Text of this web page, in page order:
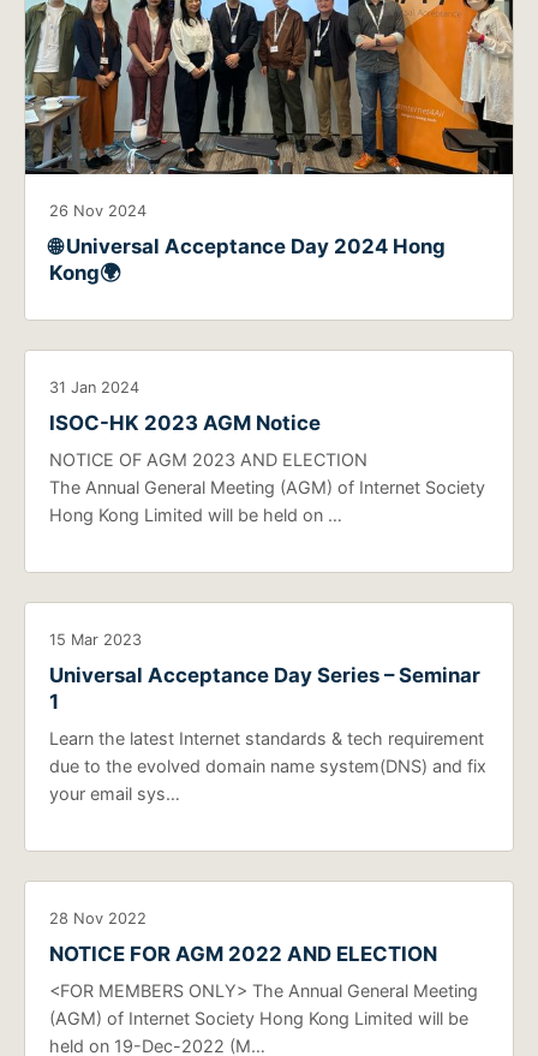
26 Nov 2024
🌐 Universal Acceptance Day 2024 Hong
Kong🌍
31 Jan 2024
ISOC-HK 2023 AGM Notice
NOTICE OF AGM 2023 AND ELECTION
The Annual General Meeting (AGM) of Internet Society
Hong Kong Limited will be held on …
15 Mar 2023
Universal Acceptance Day Series – Seminar
1
Learn the latest Internet standards & tech requirement
due to the evolved domain name system(DNS) and fix
your email sys…
28 Nov 2022
NOTICE FOR AGM 2022 AND ELECTION
<FOR MEMBERS ONLY> The Annual General Meeting
(AGM) of Internet Society Hong Kong Limited will be
held on 19-Dec-2022 (M…